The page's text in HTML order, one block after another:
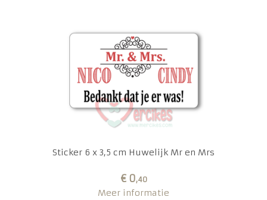
Sticker 6 x 3,5 cm Huwelijk Mr en Mrs
€ 0,40
Meer informatie